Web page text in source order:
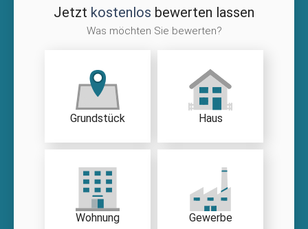
Jetzt kostenlos bewerten lassen
Was möchten Sie bewerten?
Grundstück Haus
Wohnung Gewerbe